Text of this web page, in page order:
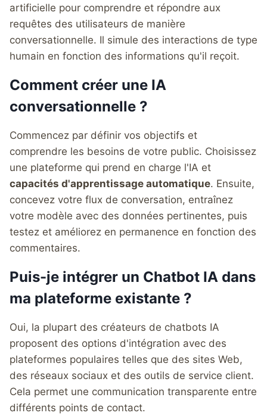
artificielle pour comprendre et répondre aux
requêtes des utilisateurs de manière
conversationnelle. Il simule des interactions de type
humain en fonction des informations qu'il reçoit.
Comment créer une IA
conversationnelle ?
Commencez par définir vos objectifs et
comprendre les besoins de votre public. Choisissez
une plateforme qui prend en charge l'IA et
capacités d'apprentissage automatique. Ensuite,
concevez votre flux de conversation, entraînez
votre modèle avec des données pertinentes, puis
testez et améliorez en permanence en fonction des
commentaires.
Puis-je intégrer un Chatbot IA dans
ma plateforme existante ?
Oui, la plupart des créateurs de chatbots IA
proposent des options d'intégration avec des
plateformes populaires telles que des sites Web,
des réseaux sociaux et des outils de service client.
Cela permet une communication transparente entre
différents points de contact.